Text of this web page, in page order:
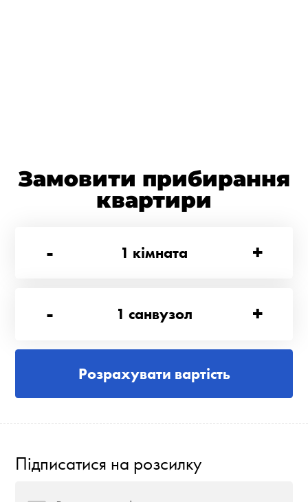
Замовити прибирання
квартири
-
1 кімната +
- 1 санвузол +
Розрахувати вартість
Підписатися на розсилку